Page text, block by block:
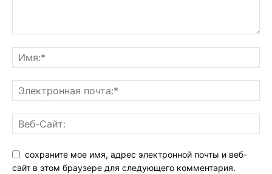
сохраните мое имя, адрес электронной почты и веб-
сайт в этом браузере для следующего комментария.